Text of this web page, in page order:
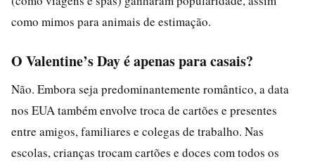
como mimos para animais de estimação.
O Valentine’s Day é apenas para casais?
Não. Embora seja predominantemente romântico, a data
nos EUA também envolve troca de cartões e presentes
entre amigos, familiares e colegas de trabalho. Nas
escolas, crianças trocam cartões e doces com todos os